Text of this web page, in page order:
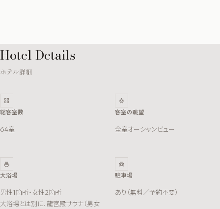
Hotel Details
ホテル詳細
総客室数
64室
客室の眺望
全室オーシャンビュー
大浴場
男性1箇所・女性2箇所
大浴場とは別に、龍宮殿サウナ（男女
駐車場
あり（無料／予約不要）